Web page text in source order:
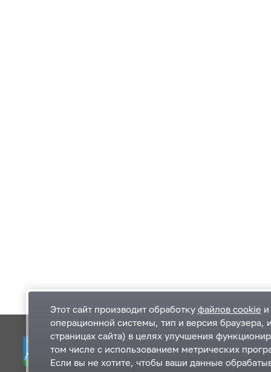
Одинцовский городской округ Московской
области
Этот сайт производит обработку файлов cookie
операционной системы, тип и версия браузера,
страницах сайта) в целях улучшения
том числе с использованием метрических
Если вы не хотите, чтобы ваши данные